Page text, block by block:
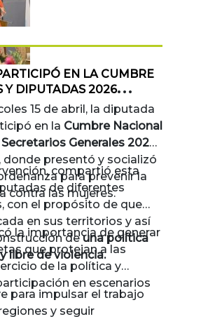
EN LA CUMBRE
Y DIPUTADAS 2026
PROYECTO CONTRA LA
HACIA LAS MUJERES
15 de abril, la diputada
en la Cumbre Nacional
Generales 2026
donde presentó y socializó
para prevenir la
contra las mujeres.
compartió esta
de diferentes
con el propósito de que
en sus territorios y así
deuna política
libre de violencia.
la importancia de generar
que protejan a las
de la política y
en escenarios
para impulsar el trabajo
y seguir